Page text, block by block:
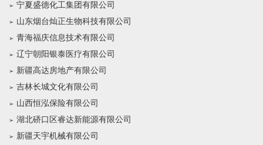
宁夏盛德化工集团有限公司
山东烟台灿正生物科技有限公司
青海福庆信息技术有限公司
辽宁朝阳银泰医疗有限公司
新疆高达房地产有限公司
吉林长城文化有限公司
山西恒泓保险有限公司
湖北硚口区睿达新能源有限公司
新疆天宇机械有限公司